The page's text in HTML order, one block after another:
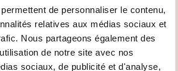
de personnaliser le contenu,
relatives aux médias sociaux et
Nous partageons également des
de notre site avec nos
sociaux, de publicité et d'analyse,
ou présenter quelqu'un et
des questions la
par exemple, sur son lieu